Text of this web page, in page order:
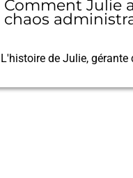
Comment Julie
chaos
L'histoire de Julie, gérante